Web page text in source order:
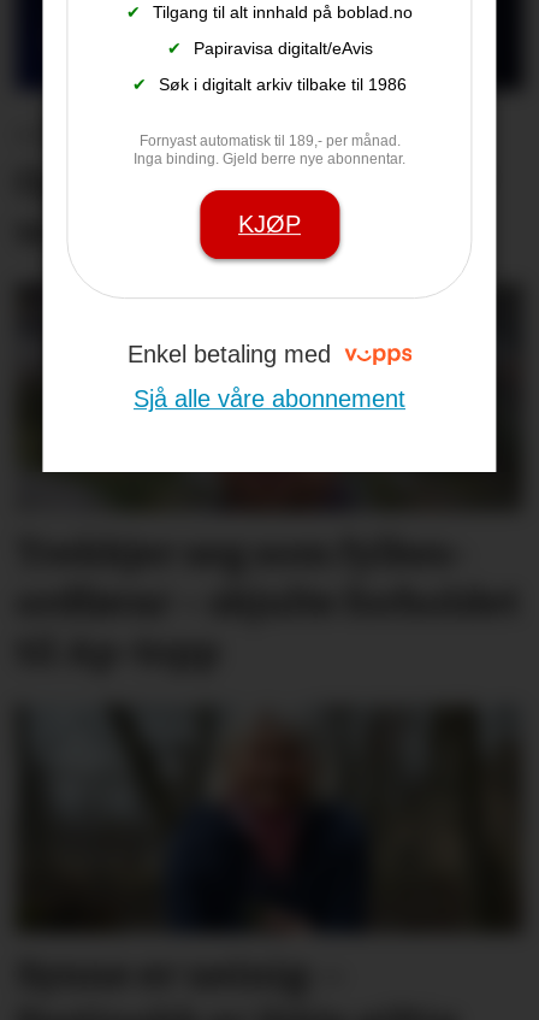
✔
Tilgang til alt innhald på boblad.no
✔
Papiravisa digitalt/eAvis
✔
Søk i digitalt arkiv tilbake til 1986
Fornyast automatisk til 189,- per månad.
Inga binding. Gjeld berre nye abonnentar.
KJØP
Enkel betaling med
Sjå alle våre abonnement
– Det er den beste
Opningskonserten eg har
vore med på